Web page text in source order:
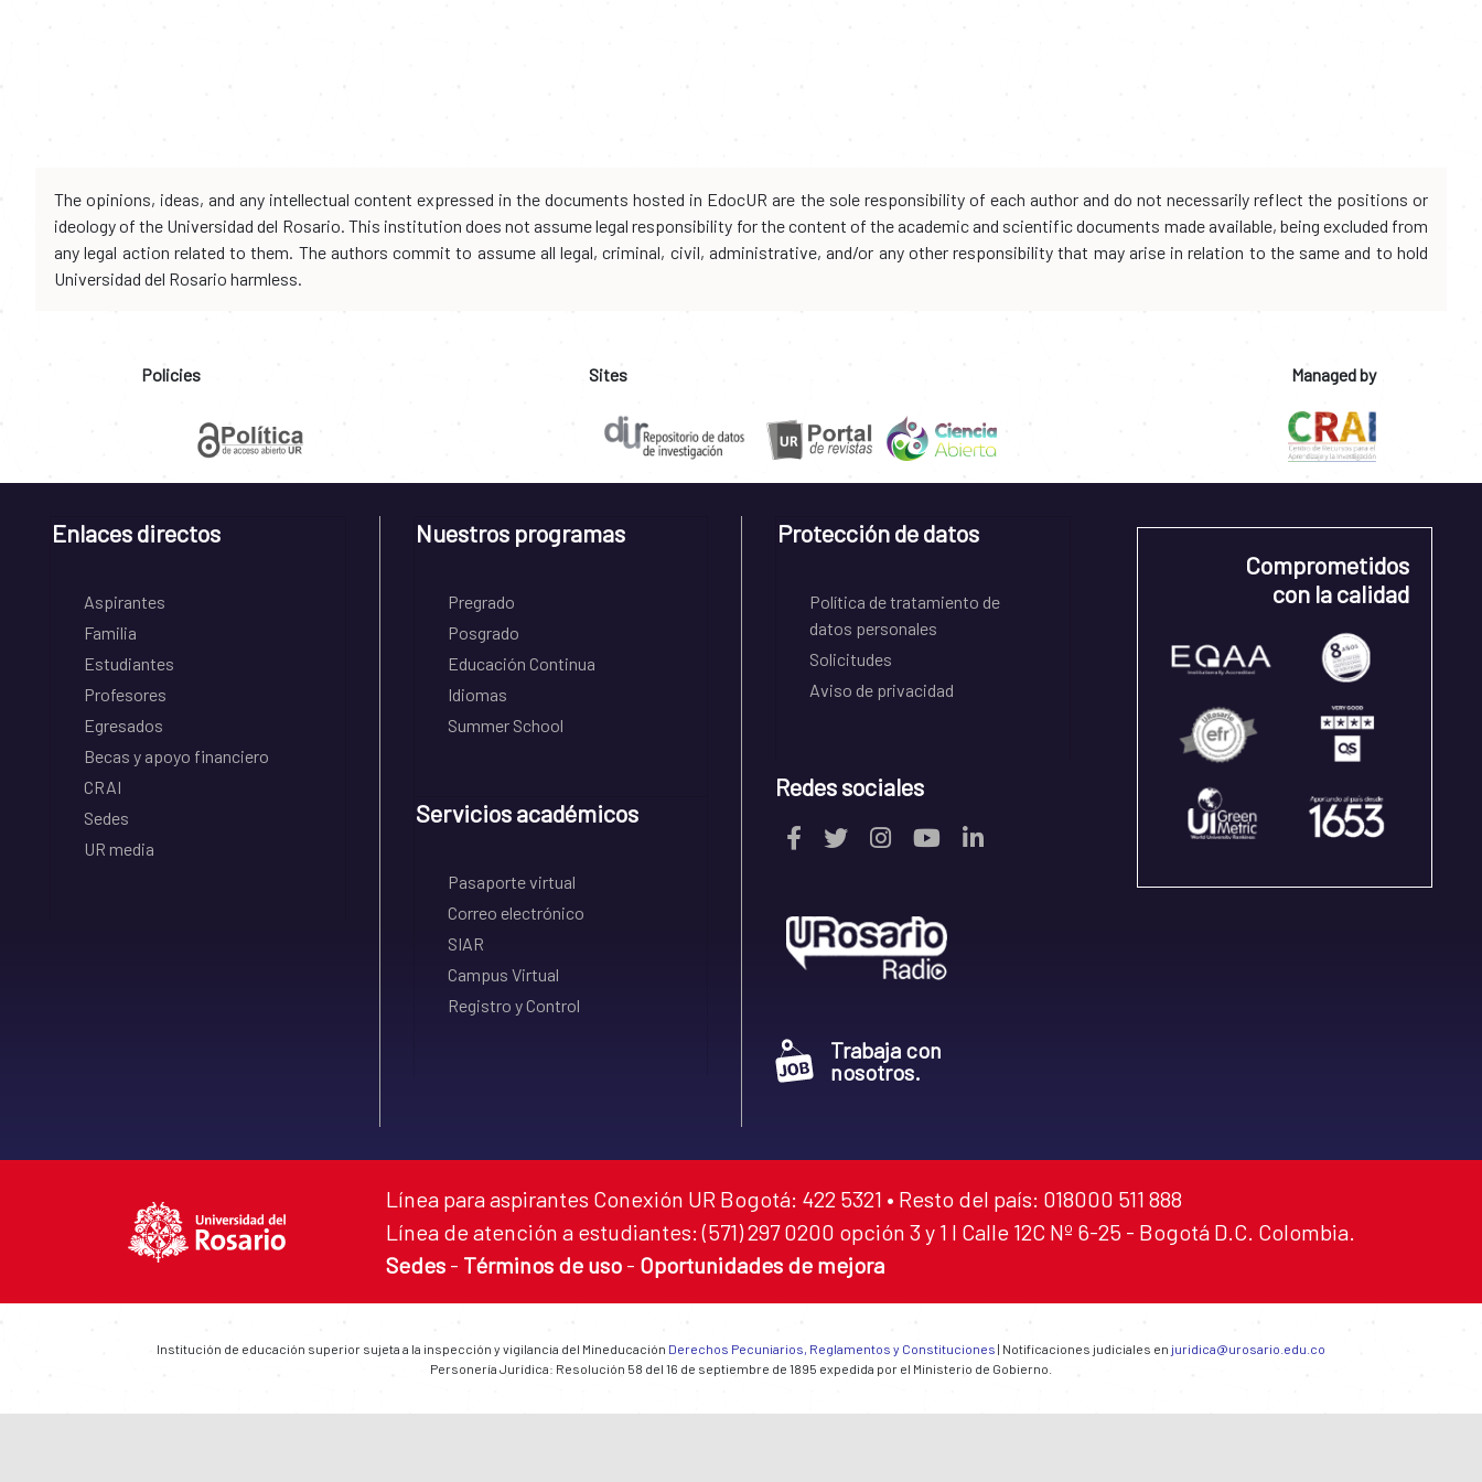
The opinions, ideas, and any intellectual content expressed in the documents hosted in EdocUR are the sole responsibility of each author and do not necessarily reflect the positions or
ideology of the Universidad del Rosario. This institution does not assume legal responsibility for the content of the academic and scientific documents made available, being excluded from
any legal action related to them. The authors commit to assume all legal, criminal, civil, administrative, and/or any other responsibility that may arise in relation to the same and to hold
Universidad del Rosario harmless.
Policies Sites Managed by
Enlaces directos
Aspirantes
Familia
Estudiantes
Profesores
Egresados
Becas y apoyo financiero
CRAI
Sedes
UR media
Nuestros programas
Pregrado
Posgrado
Educación Continua
Idiomas
Summer School
Servicios académicos
Pasaporte virtual
Correo electrónico
SIAR
Campus Virtual
Registro y Control
Protección de datos
Política de tratamiento de
datos personales
Solicitudes
Aviso de privacidad
Redes sociales
Trabaja con
nosotros.
Comprometidos
con la calidad
Línea para aspirantes Conexión UR Bogotá: 422 5321 • Resto del país: 018000 511 888
Línea de atención a estudiantes: (571) 297 0200 opción 3 y 1 I Calle 12C Nº 6-25 - Bogotá D.C. Colombia.
Sedes - Términos de uso - Oportunidades de mejora
Institución de educación superior sujeta a la inspección y vigilancia del Mineducación Derechos Pecuniarios, Reglamentos y Constituciones | Notificaciones judiciales en juridica@urosario.edu.co
Personería Jurídica: Resolución 58 del 16 de septiembre de 1895 expedida por el Ministerio de Gobierno.